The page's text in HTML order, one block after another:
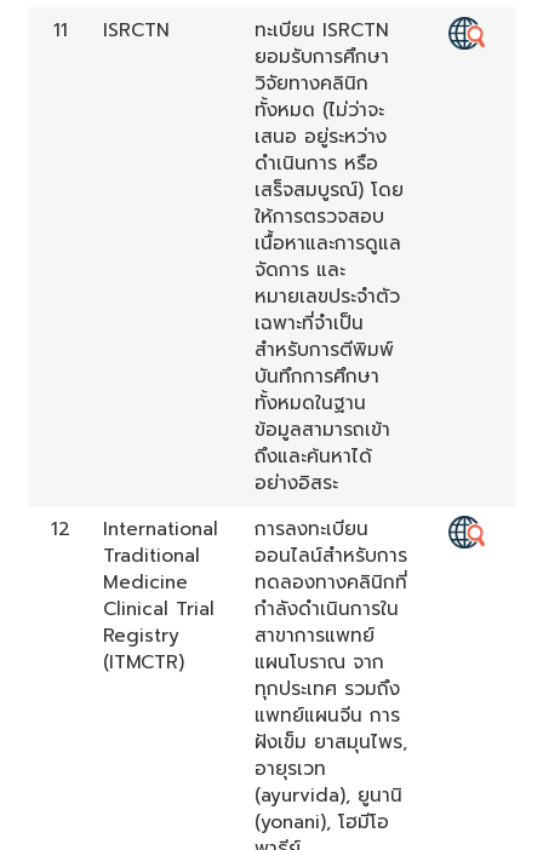
11
ISRCTN
ทะเบียน ISRCTN
ยอมรับการศึกษา
วิจัยทางคลินิก
ทั้งหมด (ไม่ว่าจะ
เสนอ อยู่ระหว่าง
ดำเนินการ หรือ
เสร็จสมบูรณ์) โดย
ให้การตรวจสอบ
เนื้อหาและการดูแล
จัดการ และ
หมายเลขประจำตัว
เฉพาะที่จำเป็น
สำหรับการตีพิมพ์
บันทึกการศึกษา
ทั้งหมดในฐาน
ข้อมูลสามารถเข้า
ถึงและค้นหาได้
อย่างอิสระ
12
International
Traditional
Medicine
Clinical Trial
Registry
(ITMCTR)
การลงทะเบียน
ออนไลน์สำหรับการ
ทดลองทางคลินิกที่
กำลังดำเนินการใน
สาขาการแพทย์
แผนโบราณ จาก
ทุกประเทศ รวมถึง
แพทย์แผนจีน การ
ฝังเข็ม ยาสมุนไพร,
อายุรเวท
(ayurvida), ยูนานิ
(yonani), โฮมีโอ